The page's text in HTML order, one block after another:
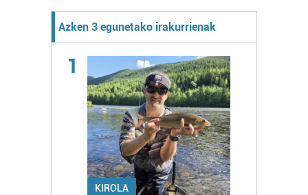
Azken 3 egunetako irakurrienak
1
KIROLA